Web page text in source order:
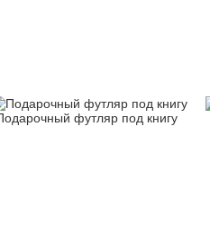
футляр под книгу